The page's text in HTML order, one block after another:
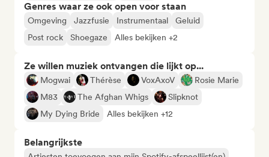
Genres waar ze ook open voor staan
Omgeving Jazzfusie Instrumentaal
Geluid
Post rock
Shoegaze Alles bekijken +2
Ze willen muziek ontvangen die lijkt op...
Mogwai Thérèse VoxAxoV
Rosie Marie
M83
The Afghan Whigs
Slipknot
My Dying Bride
Alles bekijken +12
Belangrijkste